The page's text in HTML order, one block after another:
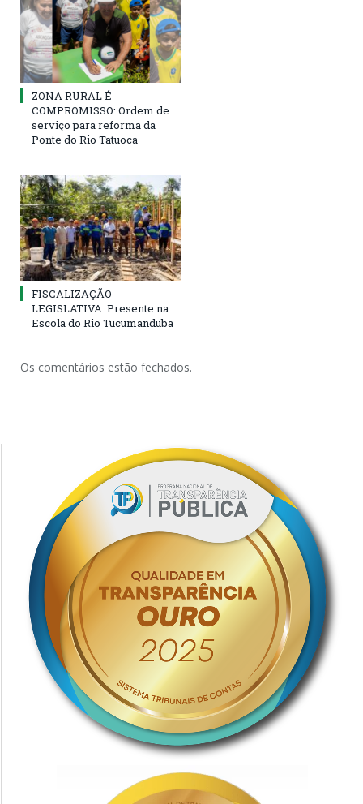
ZONA RURAL É
COMPROMISSO: Ordem de
serviço para reforma da
Ponte do Rio Tatuoca
FISCALIZAÇÃO
LEGISLATIVA: Presente na
Escola do Rio Tucumanduba
Os comentários estão fechados.